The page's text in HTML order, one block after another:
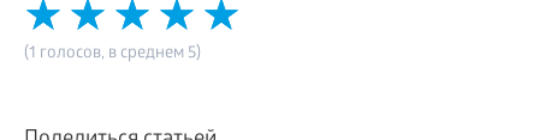
(1 голосов, в среднем 5)